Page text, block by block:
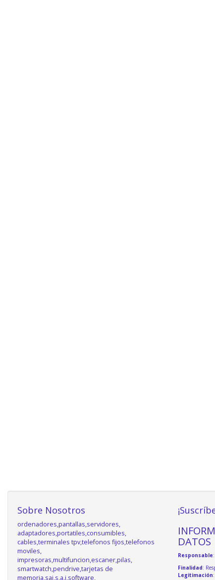
Sobre Nosotros
ordenadores,pantallas,servidores,
adaptadores,portatiles,consumibles,
cables,terminales tpv,telefonos fijos,telefonos
moviles,
impresoras,multifuncion,escaner,pilas,
smartwatch,pendrive,tarjetas de
memoria,sai,s.a.i,software,
DATOS
Responsable
Finalidad:
Legitimación